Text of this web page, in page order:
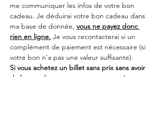
me communiquer les infos de votre bon
cadeau. Je déduirai votre bon cadeau dans
ma base de donnée, vous ne payez donc
rien en ligne. Je vous recontacterai si un
complément de paiement est nécessaire (si
votre bon n'a pas une valeur suffisante).
Si vous achetez un billet sans prix sans avoir
de bon cadeau ou sans me communiquer